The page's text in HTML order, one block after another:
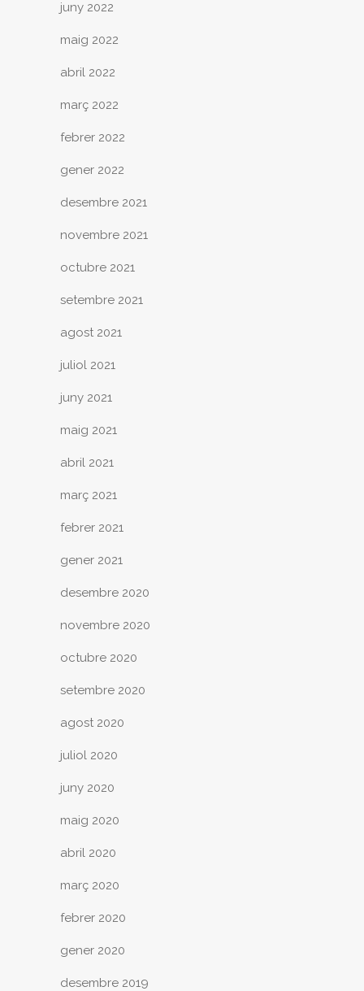
juny 2022
maig 2022
abril 2022
març 2022
febrer 2022
gener 2022
desembre 2021
novembre 2021
octubre 2021
setembre 2021
agost 2021
juliol 2021
juny 2021
maig 2021
abril 2021
març 2021
febrer 2021
gener 2021
desembre 2020
novembre 2020
octubre 2020
setembre 2020
agost 2020
juliol 2020
juny 2020
maig 2020
abril 2020
març 2020
febrer 2020
gener 2020
desembre 2019